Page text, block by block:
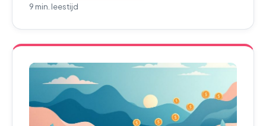
9 min. leestijd